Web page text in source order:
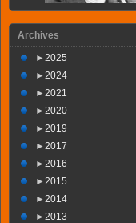
Archives
► 2025
► 2024
► 2021
► 2020
► 2019
► 2017
► 2016
► 2015
► 2014
► 2013